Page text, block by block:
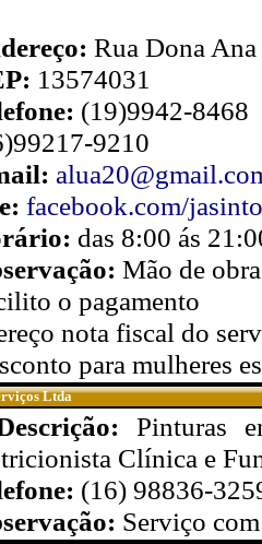
Rua Dona
13574031
(19)9942-8468
9210
facebook.com/
das 8:00 ás
Mão de
o pagamento
nota fiscal do
para mulheres
Ltda
Pinturas
Clínica e
(16) 98836-
Serviço